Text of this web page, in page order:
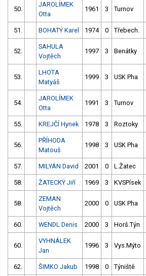
50.
JAROLÍMEK
Otta
1961 3 Turnov
51. BOHATÝ Karel 1974 0 Třebech.
52.
SAHULA
Vojtěch
1997 3 Benátky
53.
LHOTA
Matyáš
1999 3 USK Pha
54.
JAROLÍMEK
Otta
1991 3 Turnov
55. KREJČÍ Hynek 1978 3 Roztoky
56.
PŘÍHODA
Matouš
1998 3 USK Pha
57. MILYÁN David 2001 0 L.Žatec
58. ŽATECKÝ Jiří 1969 3 KVSPísek
58.
ZEMAN
Vojtěch
2000 0 USK Pha
60. WENDL Denis 2000 3 Horš.Týn
60.
VYHNÁLEK
Jan
1996 3 Vys.Mýto
62. ŠIMKO Jakub 1998 0 Týniště